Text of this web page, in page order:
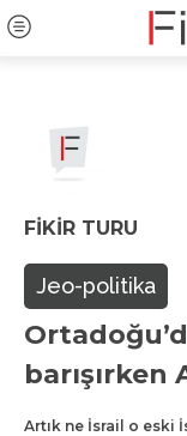
FIKIR TURU
Jeo-politika
barışırken
Artık ne İsrail o eski